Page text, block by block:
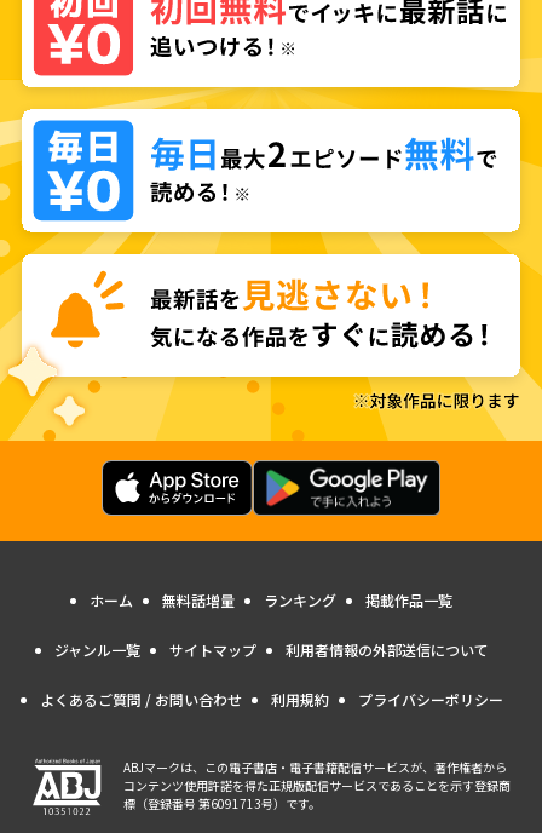
ホーム 無料話増量 ランキング 掲載作品一覧
ジャンル一覧 サイトマップ 利用者情報の外部送信について
よくあるご質問 / お問い合わせ 利用規約 プライバシーポリシー
ABJマークは、この電子書店・電子書籍配信サービスが、著作権者から
コンテンツ使用許諾を得た正規版配信サービスであることを示す登録商
標（登録番号 第6091713号）です。